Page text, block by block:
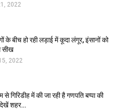
2022
के बीच हो रही लड़ाई में कूदा लंगूर, इंसानों को
सीख
2022
से गिरिडीह में की जा रही है गणपति बप्पा की
देखें शहर…